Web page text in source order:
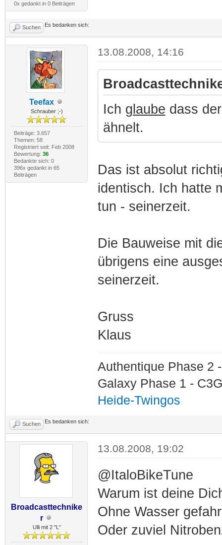
0x gedankt in 0 Beiträgen
Suchen Es bedanken sich:
Teefax
Schrauber ;-)
Beiträge: 3.657
Themen: 58
Registriert seit: Feb 2008
Bewertung: 36
Bedankte sich: 0
396x gedankt in 65
Beiträgen
13.08.2008, 14:16
Ich glaube dass
ähnelt.
Das ist absolut
identisch. Ich hatte
tun - seinerzeit.
Die Bauweise mit
übrigens eine
seinerzeit.
Gruss
Klaus
Authentique Phase 2
Galaxy Phase 1 -
Heide-Twingos
Suchen Es bedanken sich:
Broadcasttechnike
r
Ulli mit 2 "L"
13.08.2008, 19:02
@ItaloBikeTune
Warum ist deine
Ohne Wasser
Oder zuviel